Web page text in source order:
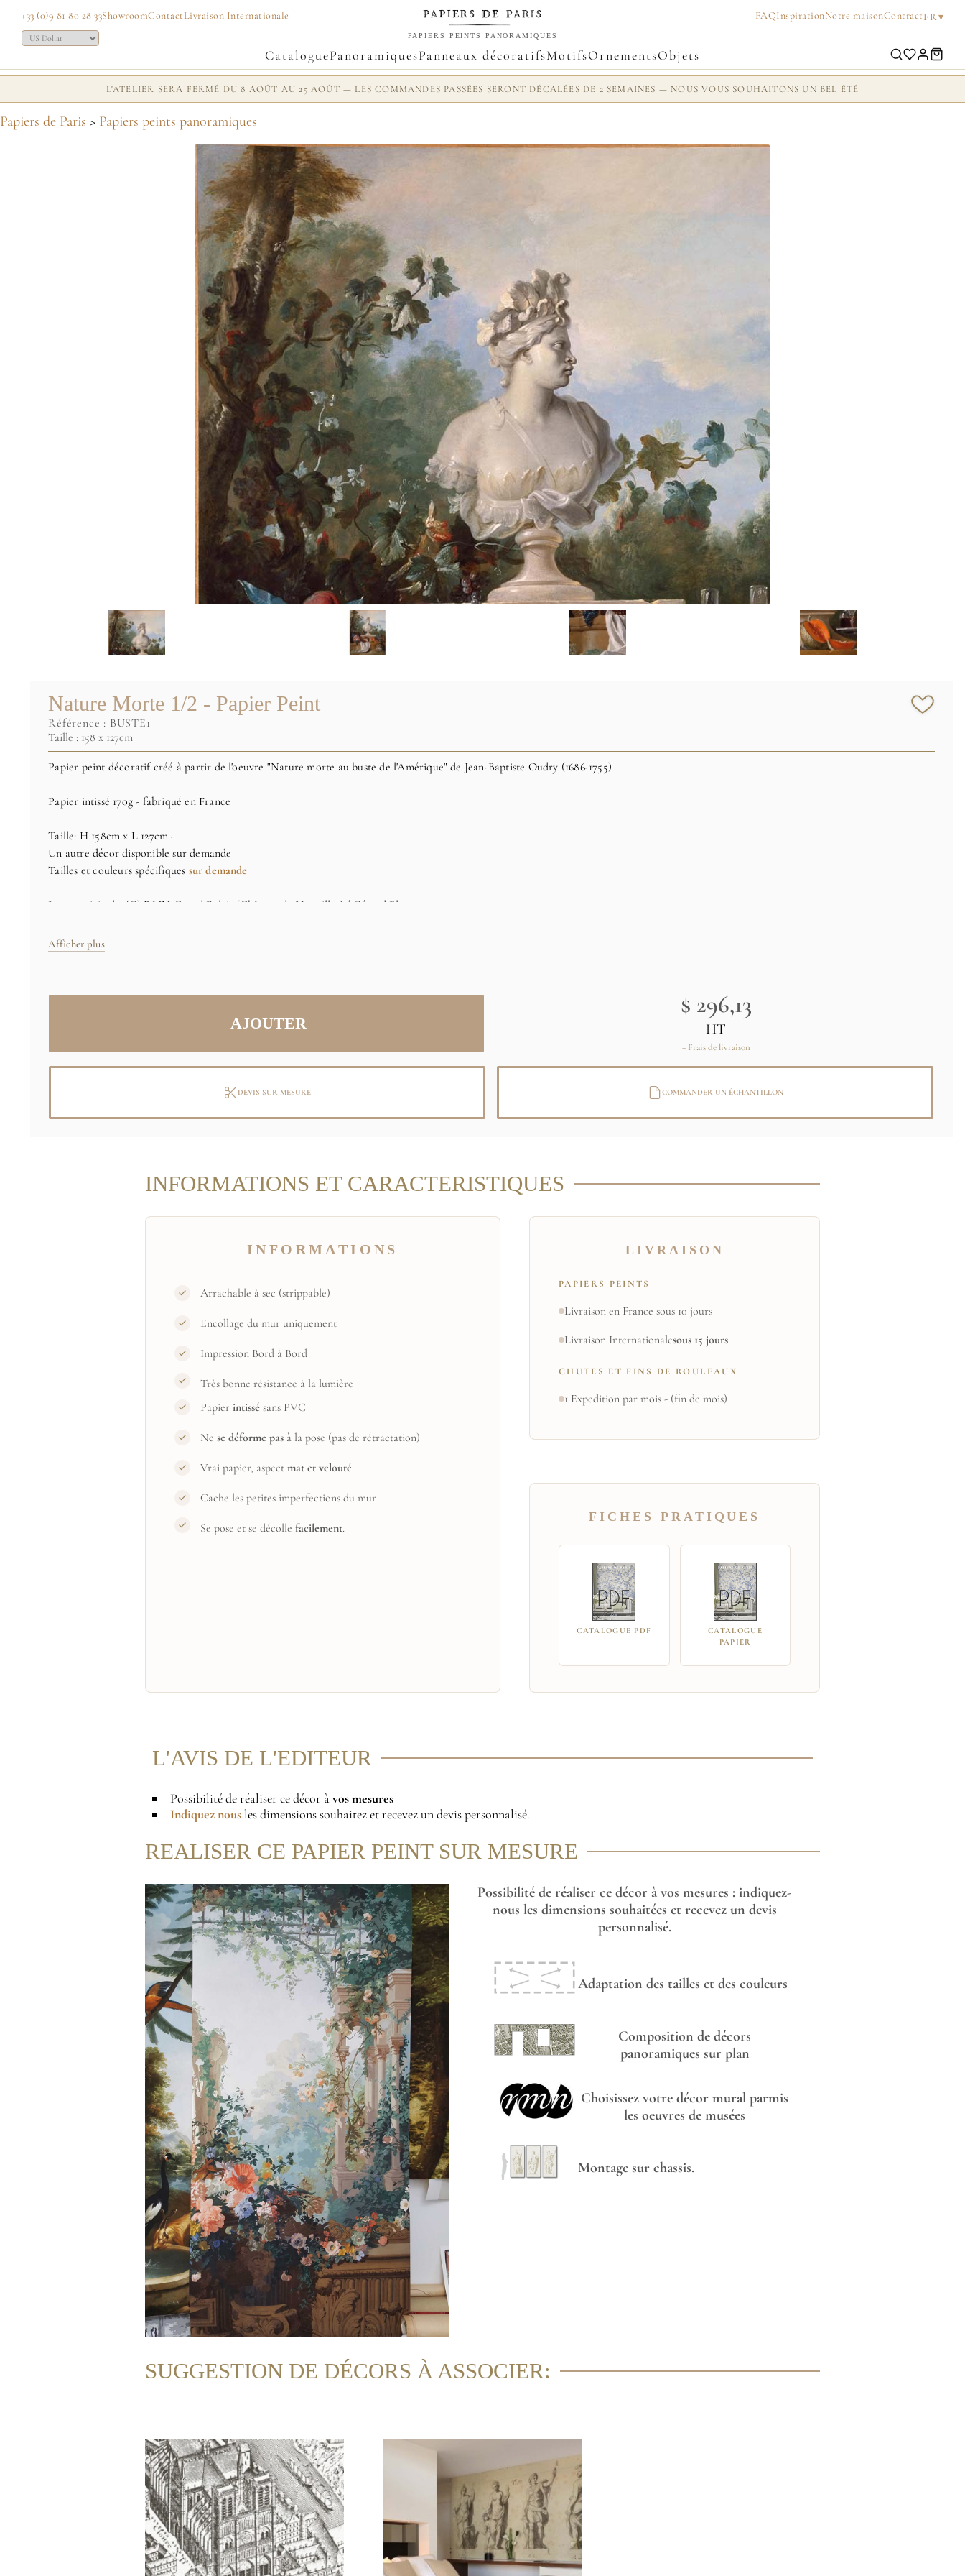
+33 (0)9 81 80 28 33ShowroomContactLivraison Internationale FAQInspirationNotre maisonContractFR▾
PAPIERS PEINTS PANORAMIQUES
CataloguePanoramiquesPanneaux décoratifsMotifsOrnementsObjets
L'ATELIER SERA FERMÉ DU 8 AOÛT AU 25 AOÛT — LES COMMANDES PASSÉES SERONT DÉCALÉES DE 2 SEMAINES — NOUS VOUS SOUHAITONS UN BEL ÉTÉ
Papiers de Paris > Papiers peints panoramiques
Nature Morte 1/2 - Papier Peint
référence : BUSTE1
Taille : 158 x 127cm
Papier peint décoratif créé à partir de l'oeuvre "Nature morte au buste de l'Amérique" de Jean-Baptiste Oudry (1686-1755)
Papier intissé 170g - fabriqué en France
Taille: H 158cm x L 127cm -
Un autre décor disponible sur demande
Tailles et couleurs spécifiques sur demande
Image originale: (C) RMN-Grand Palais (Château de Versailles) / Gérard Blot
Afficher plus
$ 296,13
HT
+ Frais de livraison
DEVIS SUR MESURE COMMANDER UN ÉCHANTILLON
INFORMATIONS ET CARACTERISTIQUES
INFORMATIONS
Arrachable à sec (strippable)
Encollage du mur uniquement
Impression Bord à Bord
Très bonne résistance à la lumière
Papier intissésans PVC
Ne se déforme pas à la pose (pas de rétractation)
Vrai papier, aspect mat et velouté
Cache les petites imperfections du mur
Se pose et se décolle facilement.
LIVRAISON
PAPIERS PEINTS
Livraison en France sous 10 jours
Livraison Internationalesous 15 jours
CHUTES ET FINS DE ROULEAUX
1 Expedition par mois - (fin de mois)
FICHES PRATIQUES
CATALOGUE PDF
CATALOGUE
PAPIER
L'AVIS DE L'EDITEUR
Possibilité de réaliser ce décor àvos mesures
Indiquez nousles dimensions souhaitez et recevez un devis personnalisé.
REALISER CE PAPIER PEINT SUR MESURE
Possibilité de réaliser ce décor à vos mesures : indiquez-
nous les dimensions souhaitées et recevez un devis
personnalisé.
Adaptation des tailles et des couleurs
Composition de décors
panoramiques sur plan
Choisissez votre décor mural parmis
les oeuvres de musées
Montage sur chassis.
SUGGESTION DE DÉCORS À ASSOCIER: